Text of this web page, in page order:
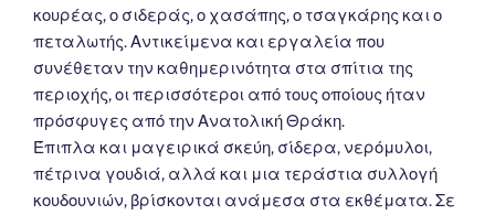
κουρέας, ο σιδεράς, ο χασάπης, ο τσαγκάρης και ο
πεταλωτής. Αντικείμενα και εργαλεία που
συνέθεταν την καθημερινότητα στα σπίτια της
περιοχής, οι περισσότεροι από τους οποίους ήταν
πρόσφυγες από την Ανατολική Θράκη.
Έπιπλα και μαγειρικά σκεύη, σίδερα, νερόμυλοι,
πέτρινα γουδιά, αλλά και μια τεράστια συλλογή
κουδουνιών, βρίσκονται ανάμεσα στα εκθέματα. Σε